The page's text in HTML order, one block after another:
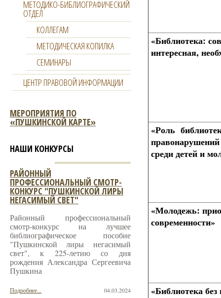
«Библиотека:
интересная,
«Роль
среди детей и
«Молодежь:
современности»
«Библиотека
МЕТОДИКО-БИБЛИОГРАФИЧЕСКИЙ
ОТДЕЛ
КОЛЛЕГАМ
МЕТОДИЧЕСКАЯ КОПИЛКА
СЕМИНАРЫ
ЦЕНТР ПРАВОВОЙ ИНФОРМАЦИИ
МЕРОПРИЯТИЯ ПО
«ПУШКИНСКОЙ КАРТЕ»
НАШИ КОНКУРСЫ
РАЙОННЫЙ
ПРОФЕССИОНАЛЬНЫЙ СМОТР-
КОНКУРС "ПУШКИНСКОЙ ЛИРЫ
НЕГАСИМЫЙ СВЕТ"
Районный профессиональный
смотр-конкурс на лучшее
библиографическое пособие
"Пушкинской лиры негасимый
свет", к 225-летию со дня
рождения Александра Сергеевича
Пушкина
04.03.2024
Подробнее...